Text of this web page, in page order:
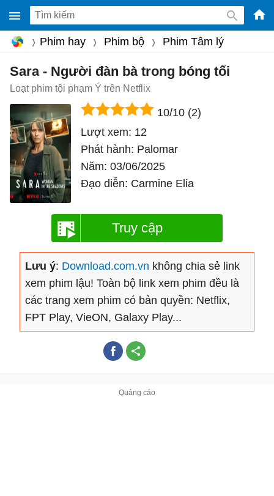
-
Phim hay Phim bộ Phim Tâm lý
Sara - Người đàn bà trong bóng tối
Loạt phim tội phạm Ý trên Netflix
10/10 (2)
Lượt xem: 12
Phát hành: Palomar
Năm: 03/06/2025
Đạo diễn: Carmine Elia
Truy cập
Lưu ý: Download.com.vn không chia sẻ link
xem phim lậu! Toàn bộ link xem phim đều là
các trang xem phim có bản quyền: Netflix,
FPT Play, VieON, Galaxy Play...